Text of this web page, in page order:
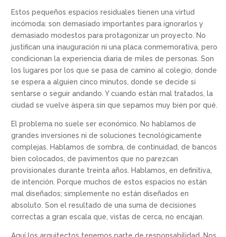
Estos pequeños espacios residuales tienen una virtud
incómoda: son demasiado importantes para ignorarlos y
demasiado modestos para protagonizar un proyecto. No
justifican una inauguración ni una placa conmemorativa, pero
condicionan la experiencia diaria de miles de personas. Son
los lugares por los que se pasa de camino al colegio, donde
se espera a alguien cinco minutos, donde se decide si
sentarse o seguir andando. Y cuando están mal tratados, la
ciudad se vuelve áspera sin que sepamos muy bien por qué.
El problema no suele ser económico. No hablamos de
grandes inversiones ni de soluciones tecnológicamente
complejas. Hablamos de sombra, de continuidad, de bancos
bien colocados, de pavimentos que no parezcan
provisionales durante treinta años. Hablamos, en definitiva,
de intención. Porque muchos de estos espacios no están
mal diseñados; simplemente no están diseñados en
absoluto. Son el resultado de una suma de decisiones
correctas a gran escala que, vistas de cerca, no encajan.